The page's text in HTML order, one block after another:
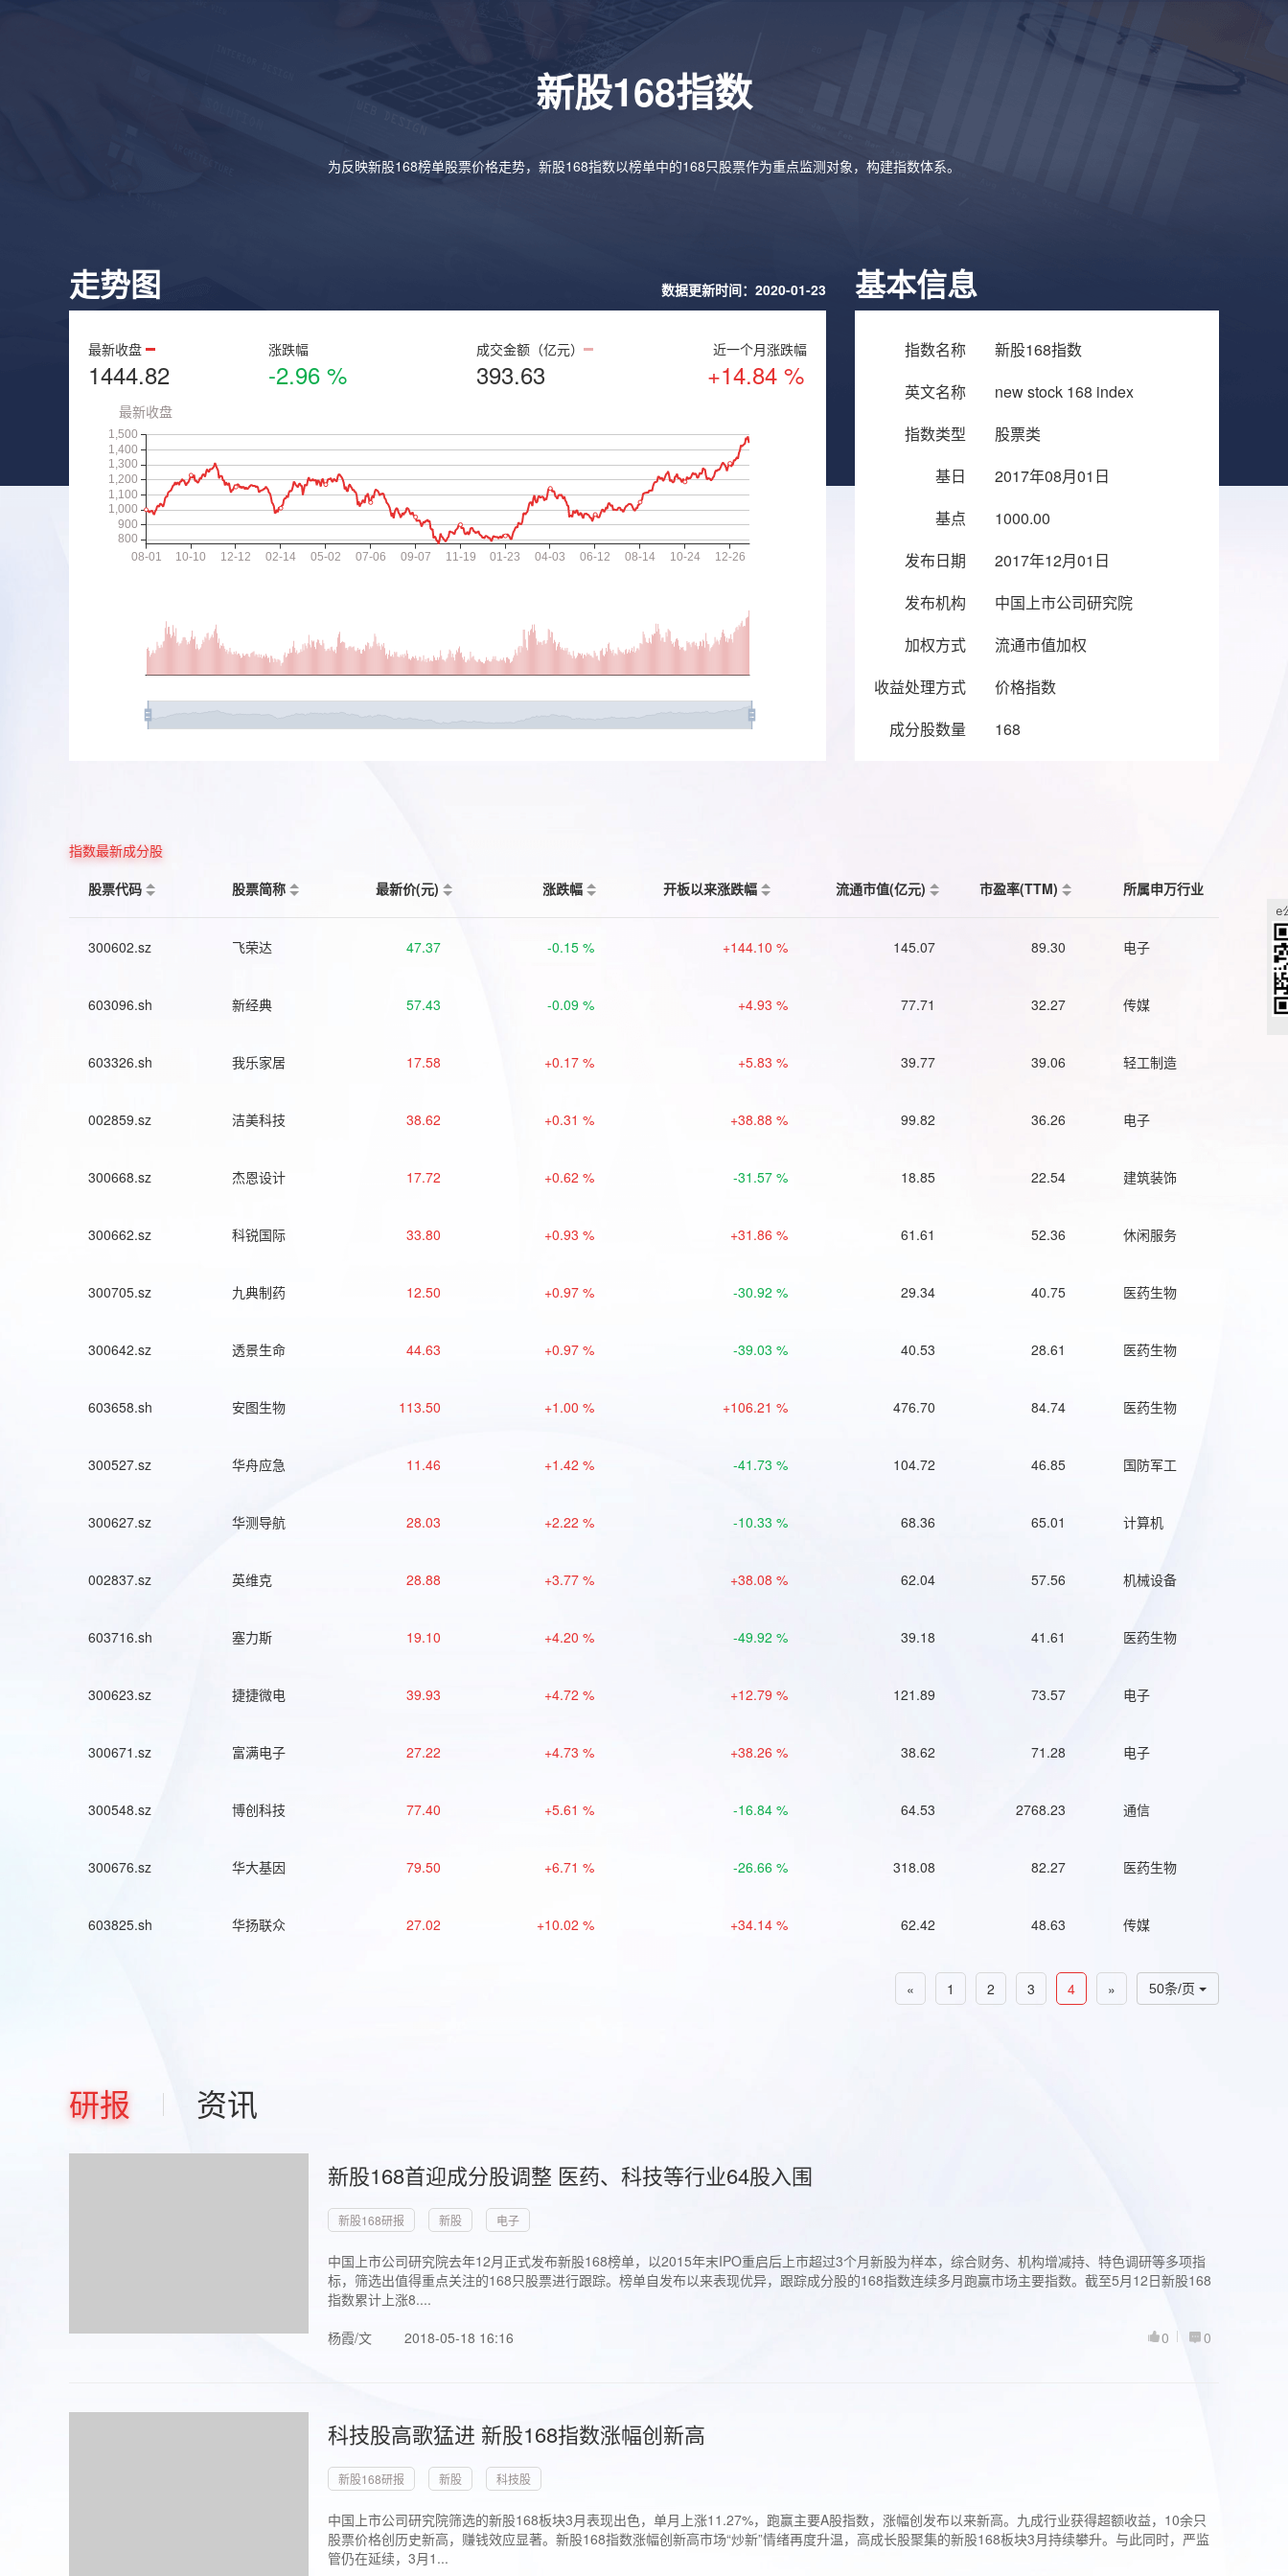
新股168指数
为反映新股168榜单股票价格走势，新股168指数以榜单中的168只股票作为重点监测对象，构建指数体系。
走势图 数据更新时间：2020-01-23
最新收盘
1444.82
涨跌幅
-2.96 %
成交金额（亿元）
393.63
近一个月涨跌幅
+14.84 %
基本信息
指数名称
新股168指数
英文名称
new stock 168 index
指数类型
股票类
基日
2017年08月01日
基点
1000.00
发布日期
2017年12月01日
发布机构
中国上市公司研究院
加权方式
流通市值加权
收益处理方式
价格指数
成分股数量
168
指数最新成分股
股票代码
股票简称 最新价(元) 涨跌幅 开板以来涨跌幅 流通市值(亿元) 市盈率(TTM) 所属申万行业
300602.sz 飞荣达 47.37 -0.15 % +144.10 % 145.07 89.30 电子
603096.sh 新经典 57.43 -0.09 % +4.93 % 77.71 32.27 传媒
603326.sh 我乐家居 17.58 +0.17 % +5.83 % 39.77 39.06 轻工制造
002859.sz 洁美科技 38.62 +0.31 % +38.88 % 99.82 36.26 电子
300668.sz 杰恩设计 17.72 +0.62 % -31.57 % 18.85 22.54 建筑装饰
300662.sz 科锐国际 33.80 +0.93 % +31.86 % 61.61 52.36 休闲服务
300705.sz 九典制药 12.50 +0.97 % -30.92 % 29.34 40.75 医药生物
300642.sz 透景生命 44.63 +0.97 % -39.03 % 40.53 28.61 医药生物
603658.sh 安图生物 113.50 +1.00 % +106.21 % 476.70 84.74 医药生物
300527.sz 华舟应急 11.46 +1.42 % -41.73 % 104.72 46.85 国防军工
300627.sz 华测导航 28.03 +2.22 % -10.33 % 68.36 65.01 计算机
002837.sz 英维克 28.88 +3.77 % +38.08 % 62.04 57.56 机械设备
603716.sh 塞力斯 19.10 +4.20 % -49.92 % 39.18 41.61 医药生物
300623.sz 捷捷微电 39.93 +4.72 % +12.79 % 121.89 73.57 电子
300671.sz 富满电子 27.22 +4.73 % +38.26 % 38.62 71.28 电子
300548.sz 博创科技 77.40 +5.61 % -16.84 % 64.53 2768.23 通信
300676.sz 华大基因 79.50 +6.71 % -26.66 % 318.08 82.27 医药生物
603825.sh 华扬联众 27.02 +10.02 % +34.14 % 62.42 48.63 传媒
50条/页
« 1 2 3 4 »
研报 资讯
新股168首迎成分股调整 医药、科技等行业64股入围
新股168研报 新股 电子
中国上市公司研究院去年12月正式发布新股168榜单，以2015年末IPO重启后上市超过3个月新股为样本，综合财务、机构增减持、特色调研等多项指
标，筛选出值得重点关注的168只股票进行跟踪。榜单自发布以来表现优异，跟踪成分股的168指数连续多月跑赢市场主要指数。截至5月12日新股168
指数累计上涨8....
杨霞/文
2018-05-18 16:16 0
0
科技股高歌猛进 新股168指数涨幅创新高
新股168研报 新股 科技股
中国上市公司研究院筛选的新股168板块3月表现出色，单月上涨11.27%，跑赢主要A股指数，涨幅创发布以来新高。九成行业获得超额收益，10余只
股票价格创历史新高，赚钱效应显著。新股168指数涨幅创新高市场“炒新”情绪再度升温，高成长股聚集的新股168板块3月持续攀升。与此同时，严监
管仍在延续，3月1...